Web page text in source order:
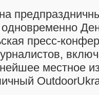
пресс-
местное